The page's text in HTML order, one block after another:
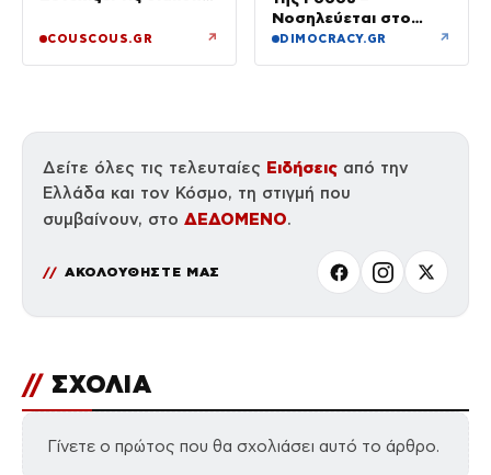
της, Αντρέα Γεωργίου
COUSCOUS.GR ↗
Νοσηλεύεται στο
νοσοκομείο
DIMOCRACY.GR ↗
Δείτε όλες τις τελευταίες Ειδήσεις από την
Ελλάδα και τον Κόσμο, τη στιγμή που
συμβαίνουν, στο ΔΕΔΟΜΕΝΟ.
ΑΚΟΛΟΥΘΗΣΤΕ ΜΑΣ
// ΣΧΟΛΙΑ
Γίνετε ο πρώτος που θα σχολιάσει αυτό το άρθρο.